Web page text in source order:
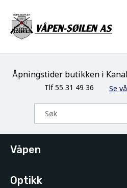
Åpningstider butikken i
Tlf 55 31 49 36 Se
Våpen
Optikk